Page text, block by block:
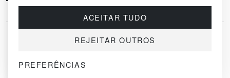
ACEITAR TUDO
REJEITAR OUTROS
PREFERÊNCIAS
© 2026 SAYRUG OÜ · KESKLINNA LINNAOSA, AHTRI TN 12, 10151, TALLINN,